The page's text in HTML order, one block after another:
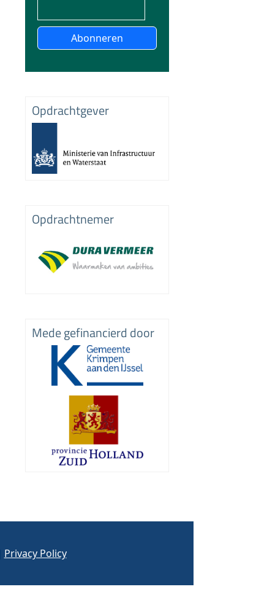
Abonneren
Opdrachtgever
Opdrachtnemer
Mede gefinancierd door
Privacy Policy